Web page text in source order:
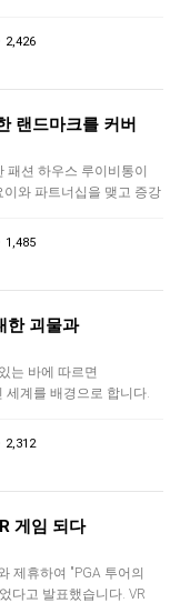
2,426
랜드마크를 커버
패션 하우스 루이비통이
와 파트너십을 맺고 증강
1,485
한 괴물과
는 바에 따르면
세계를 배경으로 합니다.
2,312
게임 되다
제휴하여 "PGA 투어의
다고 발표했습니다. VR